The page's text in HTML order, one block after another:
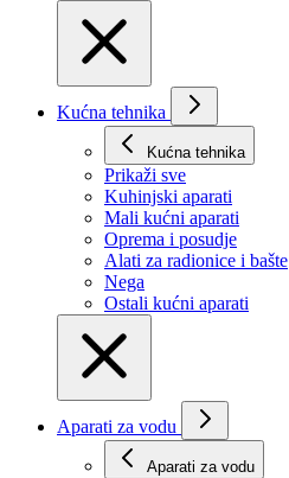
Kućna tehnika
Kućna tehnika
Prikaži svе
Kuhinjski aparati
Mali kućni aparati
Oprema i posudje
Alati za radionice i bašte
Nega
Ostali kućni aparati
Aparati za vodu
Aparati za vodu